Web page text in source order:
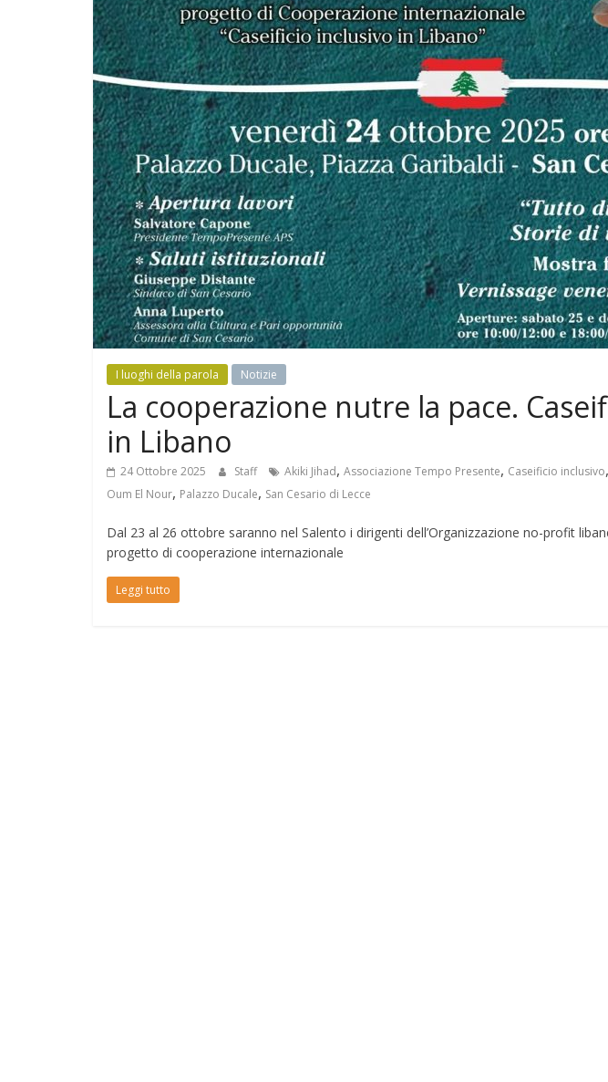
I luoghi della parola Notizie
La cooperazione nutre la pace.
in Libano
24 Ottobre 2025 Staff Akiki Jihad, Associazione Tempo Presente, Caseificio inclusivo,
Oum El Nour, Palazzo Ducale, San Cesario di Lecce
Dal 23 al 26 ottobre saranno nel Salento i dirigenti dell’Organizzazione no-profit
progetto di cooperazione internazionale
Leggi tutto